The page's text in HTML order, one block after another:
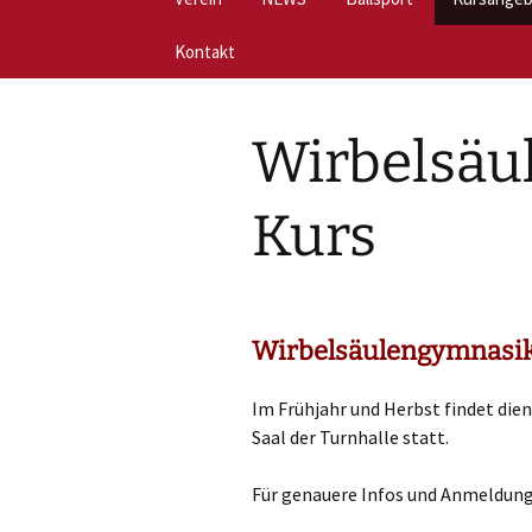
springen
Historie
Fitnesstag
Sportangebot 2025/26
Tischtennis
Pilates
Fit mit
Kontakt
Kurs
Im Frühjahr und Herbst findet
Saal der Turnhalle statt.
Für genauere Infos und